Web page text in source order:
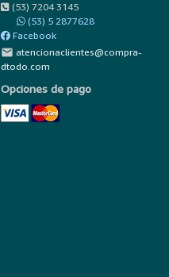
(53) 7204 3145
(53) 5 2877628
Facebook
mail atencionaclientes@compra-
dtodo.com
Opciones de pago